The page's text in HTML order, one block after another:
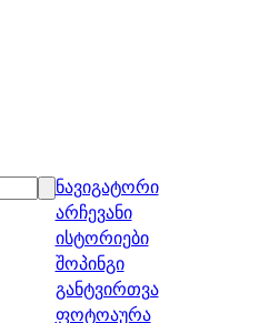
ნავიგატორი
არჩევანი
ისტორიები
შოპინგი
განტვირთვა
ფოტოაურა